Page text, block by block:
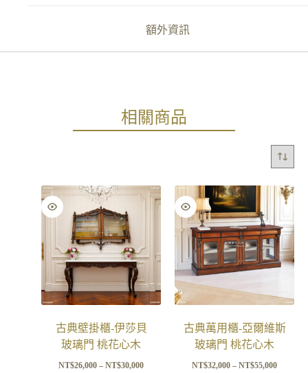
額外資訊
相關商品
古典壁掛櫃-伊莎貝
玻璃門 桃花心木
NT$26,000 – NT$30,000
古典萬用櫃-亞爾維斯
玻璃門 桃花心木
NT$32,000 – NT$55,000